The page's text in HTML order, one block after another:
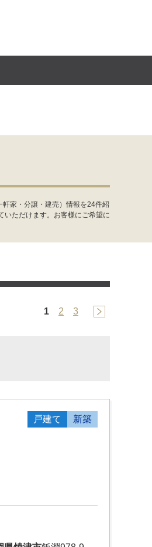
家・分譲・建売）情報を24件紹
いただけます。お客様にご希望に
1 2 3
戸建て 新築